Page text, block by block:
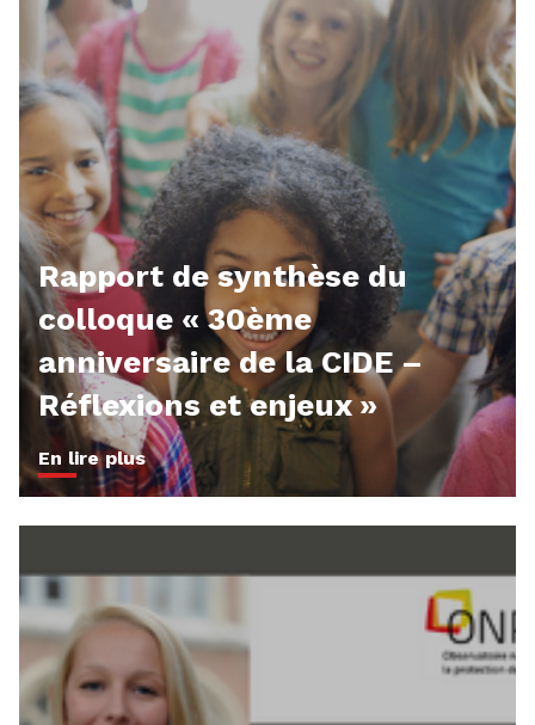
Rapport de synthèse du
colloque « 30ème
anniversaire de la CIDE –
Réflexions et enjeux »
En lire plus